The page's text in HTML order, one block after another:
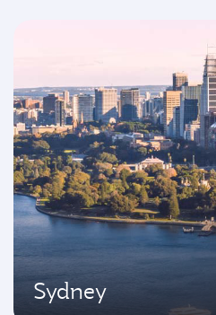
Sydney